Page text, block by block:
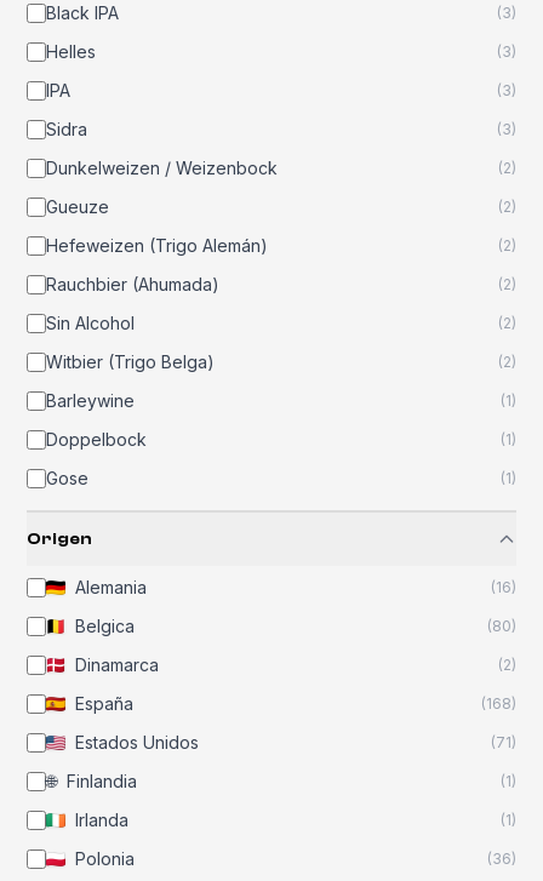
Black IPA (3)
Helles (3)
IPA (3)
Sidra (3)
Dunkelweizen / Weizenbock (2)
Gueuze (2)
Hefeweizen (Trigo Alemán) (2)
Rauchbier (Ahumada) (2)
Sin Alcohol (2)
Witbier (Trigo Belga) (2)
Barleywine (1)
Doppelbock (1)
Gose (1)
Origen
Alemania (16)
Belgica (80)
Dinamarca (2)
España (168)
Estados Unidos (71)
🌐 Finlandia (1)
Irlanda (1)
Polonia (36)